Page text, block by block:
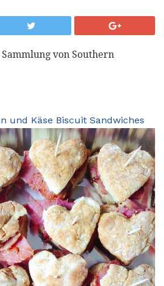
von Southern
und Käse Biscuit Sandwiches